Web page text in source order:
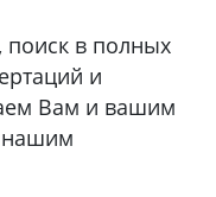
поиск в полных
и
Вам и вашим
нашим